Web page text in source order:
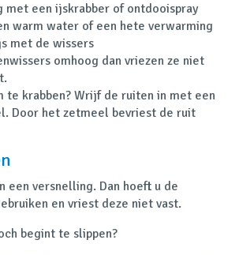
met een ijskrabber of ontdooispray
warm water of een hete verwarming
met de wissers
omhoog dan vriezen ze niet
te krabben? Wrijf de ruiten in met een
Door het zetmeel bevriest de ruit
een versnelling. Dan hoeft u de
en vriest deze niet vast.
begint te slippen?